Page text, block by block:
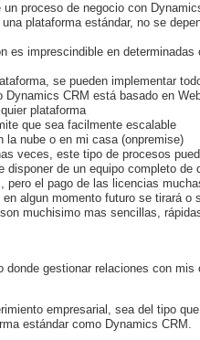
proceso de negocio con
plataforma estándar, no se
es imprescindible en determinadas
se pueden implementar
Dynamics CRM está basado en
plataforma
que sea facilmente escalable
la nube o en mi casa (onpremise)
veces, este tipo de procesos
disponer de un equipo completo de
el pago de las licencias
algun momento futuro se tirará o
muchisimo mas sencillas,
donde gestionar relaciones con
empresarial, sea del tipo
estándar como Dynamics CRM.